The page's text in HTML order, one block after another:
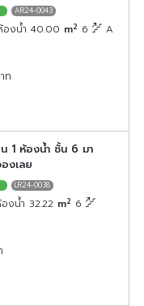
AR24-0043
งน้ำ 40.00 m2 6 A
ท
1 ห้องน้ำ ชั้น 6 มา
งเลย
LR24-0038
งน้ำ 32.22 m2 6